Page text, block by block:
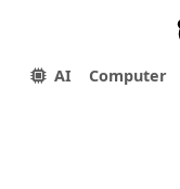
AI Computer